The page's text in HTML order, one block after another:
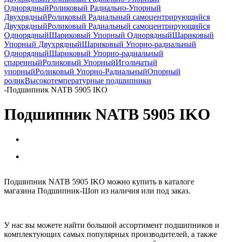
ОднорядныйРоликовый Радиально-Упорный
ДвухрядныйРоликовый Радиальный самоцентрирующийся
ДвухрядныйРоликовый Радиальный самоцентрирующийся
ОднорядныйШариковый Упорный ОднорядныйШариковый
Упорный ДвухрядныйШариковый Упорно-радиальный
ОднорядныйШариковый Упорно-радиальный
спаренныйРоликовый УпорныйИгольчатый
упорныйРоликовый Упорно-РадиальныйОпорный
роликВысокотемпературные подшипники
-Подшипник NATB 5905 IKO
Подшипник NATB 5905 IKO
Подшипник NATB 5905 IKO можно купить в каталоге
магазина Подшипник-Шоп из наличия или под заказ.
У нас вы можете найти большой ассортимент подшипников и
комплектующих самых популярных производителей, а также